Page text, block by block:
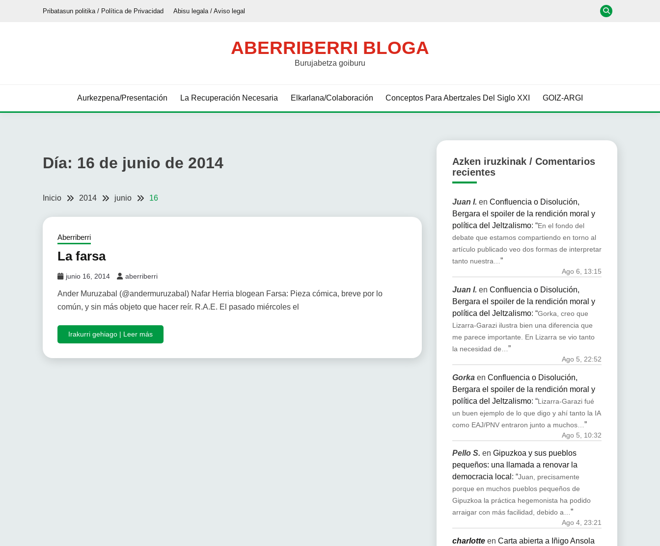
Pribatasun politika / Política de Privacidad Abisu legala / Aviso legal
ABERRIBERRI BLOGA
Burujabetza goiburu
Aurkezpena/Presentación La Recuperación Necesaria Elkarlana/Colaboración Conceptos Para Abertzales Del Siglo XXI GOIZ-ARGI
Día: 16 de junio de 2014
Inicio 2014 junio 16
Aberriberri
La farsa
junio 16, 2014 aberriberri
Ander Muruzabal (@andermuruzabal) Nafar Herria blogean Farsa: Pieza cómica, breve por lo
común, y sin más objeto que hacer reír. R.A.E. El pasado miércoles el
Irakurri gehiago | Leer más
Azken iruzkinak / Comentarios
recientes
Juan I. en Confluencia o Disolución,
Bergara el spoiler de la rendición moral y
política del Jeltzalismo: “En el fondo del
debate que estamos compartiendo en torno al
artículo publicado veo dos formas de interpretar
tanto nuestra…”
Ago 6, 13:15
Juan I. en Confluencia o Disolución,
Bergara el spoiler de la rendición moral y
política del Jeltzalismo: “Gorka, creo que
Lizarra-Garazi ilustra bien una diferencia que
me parece importante. En Lizarra se vio tanto
la necesidad de… ”
Ago 5, 22:52
Gorkaen Confluencia o Disolución,
Bergara el spoiler de la rendición moral y
política del Jeltzalismo: “Lizarra-Garazi fué
un buen ejemplo de lo que digo y ahí tanto la IA
como EAJ/PNV entraron junto a muchos… ”
Ago 5, 10:32
Pello S. en Gipuzkoa y sus pueblos
pequeños: una llamada a renovar la
democracia local : “Juan, precisamente
porque en muchos pueblos pequeños de
Gipuzkoa la práctica hegemonista ha podido
arraigar con más facilidad, debido a…”
Ago 4, 23:21
charlotteen Carta abierta a Iñigo Ansola